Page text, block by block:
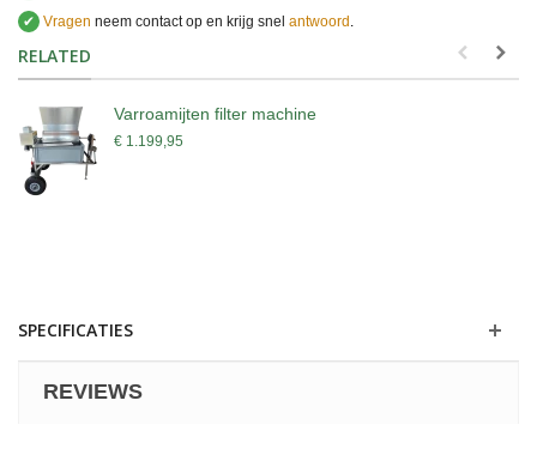
✔ Vragen neem contact op en krijg snel antwoord .
RELATED
Varroamijten filter machine
€ 1.199,95
SPECIFICATIES
REVIEWS